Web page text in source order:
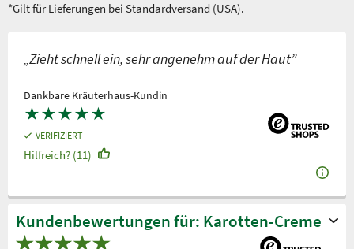
*Gilt für Lieferungen bei Standardversand (USA).
„Zieht schnell ein, sehr angenehm auf der Haut”
Dankbare Kräuterhaus-Kundin
★★★★★
VERIFIZIERT
Hilfreich? (11)
Kundenbewertungen für: Karotten-Creme